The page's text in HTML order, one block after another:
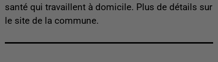
santé qui travaillent à domicile. Plus de détails sur
le site de la commune.